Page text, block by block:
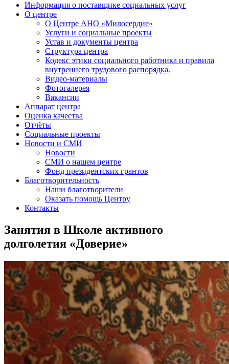
Информация о поставщике социальных услуг
О центре
О Центре АНО «Милосердие»
Услуги и социальные проекты
Устав и документы центра
Структура центра
Кодекс этики социального работника и правила
внутреннего трудового распорядка.
Видео-материалы
Фотогалерея
Вакансии
Аппарат центра
Оценка качества
Отчёты
Социальные проекты
Новости и СМИ
Новости
СМИ о нашем центре
Фонд президентских грантов
Благотворительность
Наши благотворители
Оказать помощь Центру
Контакты
Занятия в Школе активного
долголетия «Доверие»